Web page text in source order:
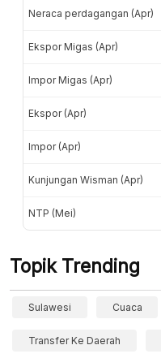
Neraca perdagangan (Apr)
Ekspor Migas (Apr)
Impor Migas (Apr)
Ekspor (Apr)
Impor (Apr)
Kunjungan Wisman (Apr)
NTP (Mei)
Topik Trending
Sulawesi Cuaca
Transfer Ke Daerah